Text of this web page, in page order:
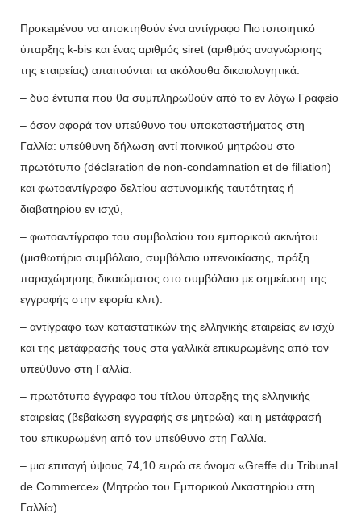
Προκειμένου να αποκτηθούν ένα αντίγραφο Πιστοποιητικό
ύπαρξης k-bis και ένας αριθμός siret (αριθμός αναγνώρισης
της εταιρείας) απαιτούνται τα ακόλουθα δικαιολογητικά:
– δύο έντυπα που θα συμπληρωθούν από το εν λόγω Γραφείο
– όσον αφορά τον υπεύθυνο του υποκαταστήματος στη
Γαλλία: υπεύθυνη δήλωση αντί ποινικού μητρώου στο
πρωτότυπο (déclaration de non-condamnation et de filiation)
και φωτοαντίγραφο δελτίου αστυνομικής ταυτότητας ή
διαβατηρίου εν ισχύ,
– φωτοαντίγραφο του συμβολαίου του εμπορικού ακινήτου
(μισθωτήριο συμβόλαιο, συμβόλαιο υπενοικίασης, πράξη
παραχώρησης δικαιώματος στο συμβόλαιο με σημείωση της
εγγραφής στην εφορία κλπ).
– αντίγραφο των καταστατικών της ελληνικής εταιρείας εν ισχύ
και της μετάφρασής τους στα γαλλικά επικυρωμένης από τον
υπεύθυνο στη Γαλλία.
– πρωτότυπο έγγραφο του τίτλου ύπαρξης της ελληνικής
εταιρείας (βεβαίωση εγγραφής σε μητρώα) και η μετάφρασή
του επικυρωμένη από τον υπεύθυνο στη Γαλλία.
– μια επιταγή ύψους 74,10 ευρώ σε όνομα «Greffe du Tribunal
de Commerce» (Μητρώο του Εμπορικού Δικαστηρίου στη
Γαλλία).